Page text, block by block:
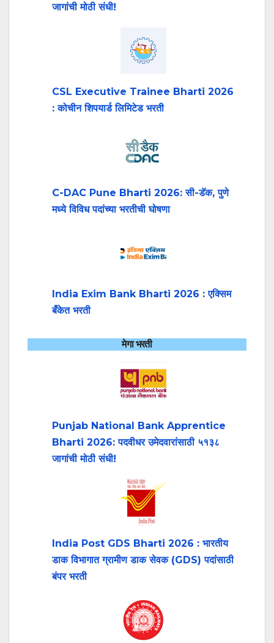
जागांची मोठी संधी!
CSL Executive Trainee Bharti 2026
: कोचीन शिपयार्ड लिमिटेड भरती
C-DAC Pune Bharti 2026: सी-डॅक, पुणे
मध्ये विविध पदांच्या भरतीची घोषणा
India Exim Bank Bharti 2026 : एक्सिम
बँकेत भरती
मेगा भरती
Punjab National Bank Apprentice
Bharti 2026: पदवीधर उमेदवारांसाठी ५१३८
जागांची मोठी संधी!
India Post GDS Bharti 2026 : भारतीय
डाक विभागात ग्रामीण डाक सेवक (GDS) पदांसाठी
बंपर भरती